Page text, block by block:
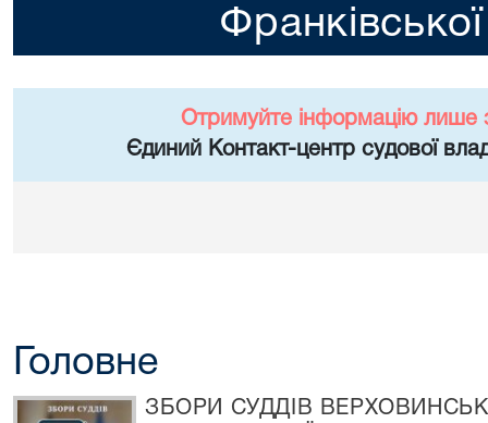
Отримуйте інформацію лише
Єдиний Контакт-центр судової
Головне
ЗБОРИ СУДДІВ